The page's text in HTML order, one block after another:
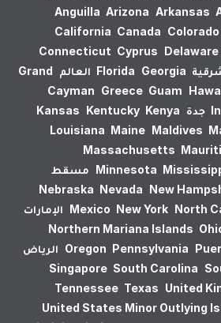
Anguilla Arizona Arkansas
California Canada Colorado
Connecticut Cyprus Delaware
Florida Georgia العالم
Grand
Cayman Greece Guam
جدة Kansas Kentucky Kenya
Louisiana Maine Maldives
Massachusetts
Minnesota مسقط
Nebraska Nevada New
Mexico New York North
الإمارات
Northern Mariana Islands
Oregon Pennsylvania
الرياض
Singapore South Carolina
Tennessee Texas United
United States Minor Outlying